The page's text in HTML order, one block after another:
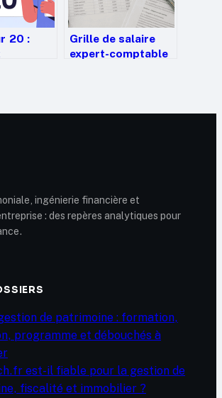
20 :
Grille de salaire
expert-comptable
conventionnels et
ingénierie financière et
: des repères analytiques pour
de patrimoine : formation,
programme et débouchés à
est-il fiable pour la gestion de
fiscalité et immobilier ?